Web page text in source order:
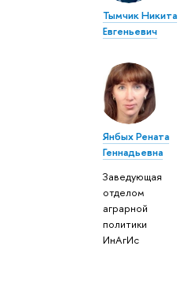
Тымчик Никита
Евгеньевич
Янбых Рената
Геннадьевна
Заведующая
отделом
аграрной
политики
ИнАгИс